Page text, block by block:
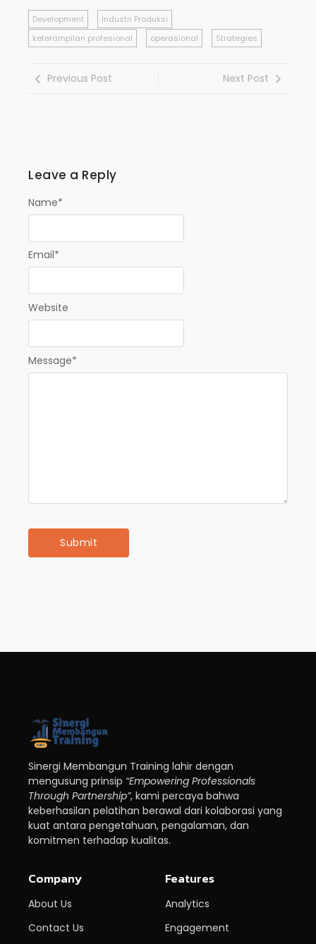
Development
Industri Produksi
keterampilan profesional
operasional Strategies
Previous Post Next Post
Leave a Reply
Message*
Name*
Email*
Website
Sinergi Membangun Training lahir dengan
mengusung prinsip “Empowering Professionals
Through Partnership”, kami percaya bahwa
keberhasilan pelatihan berawal dari kolaborasi yang
kuat antara pengetahuan, pengalaman, dan
komitmen terhadap kualitas.
Company
About Us
Contact Us
Features
Analytics
Engagement